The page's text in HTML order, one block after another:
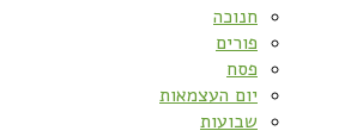
חנוכה
פורים
פסח
יום העצמאות
שבועות